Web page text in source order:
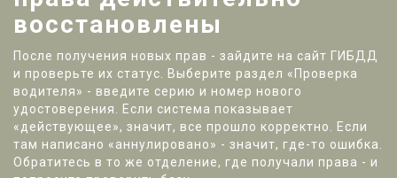
восстановлены
После получения новых прав - зайдите на сайт ГИБДД
и проверьте их статус. Выберите раздел «Проверка
водителя» - введите серию и номер нового
удостоверения. Если система показывает
«действующее», значит, все прошло корректно. Если
там написано «аннулировано» - значит, где-то ошибка.
Обратитесь в то же отделение, где получали права - и